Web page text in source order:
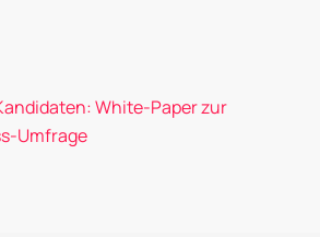
White-Paper zur
Umfrage